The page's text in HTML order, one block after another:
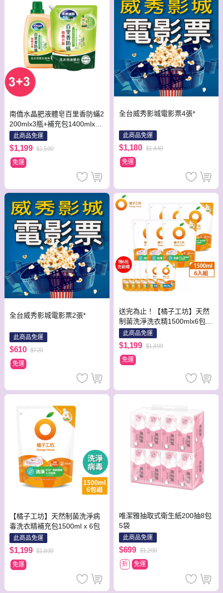
南僑水晶肥液體皂百里香防蟎2
200mlx3瓶+補充包1400mlx3
包此商品免運
$1,199 $1,599
免運
全台威秀影城電影票4張*
此商品免運
$1,180 $1,440
免運
全台威秀影城電影票2張*
此商品免運
$610 $720
免運
送完為止！【橘子工坊】天然
制菌洗淨洗衣精1500mlx6包
加碼贈 去垢酵素洗碗精500ml
x6包
此商品免運
$1,199 $1,899
免運
【橘子工坊】天然制菌洗淨病
毒洗衣精補充包1500ml x 6包
此商品免運
$1,199 $1,899
免運
唯潔雅抽取式衛生紙200抽8包
5袋
此商品免運
$699 $1,200
折
免運